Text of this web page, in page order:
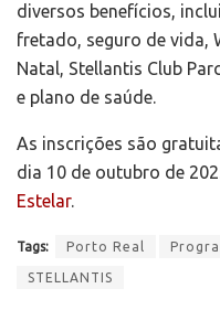
diversos benefícios,
fretado, seguro de vida,
Natal, Stellantis Club
e plano de saúde.
As inscrições são
dia 10 de outubro de
Estelar.
Tags: Porto Real
STELLANTIS